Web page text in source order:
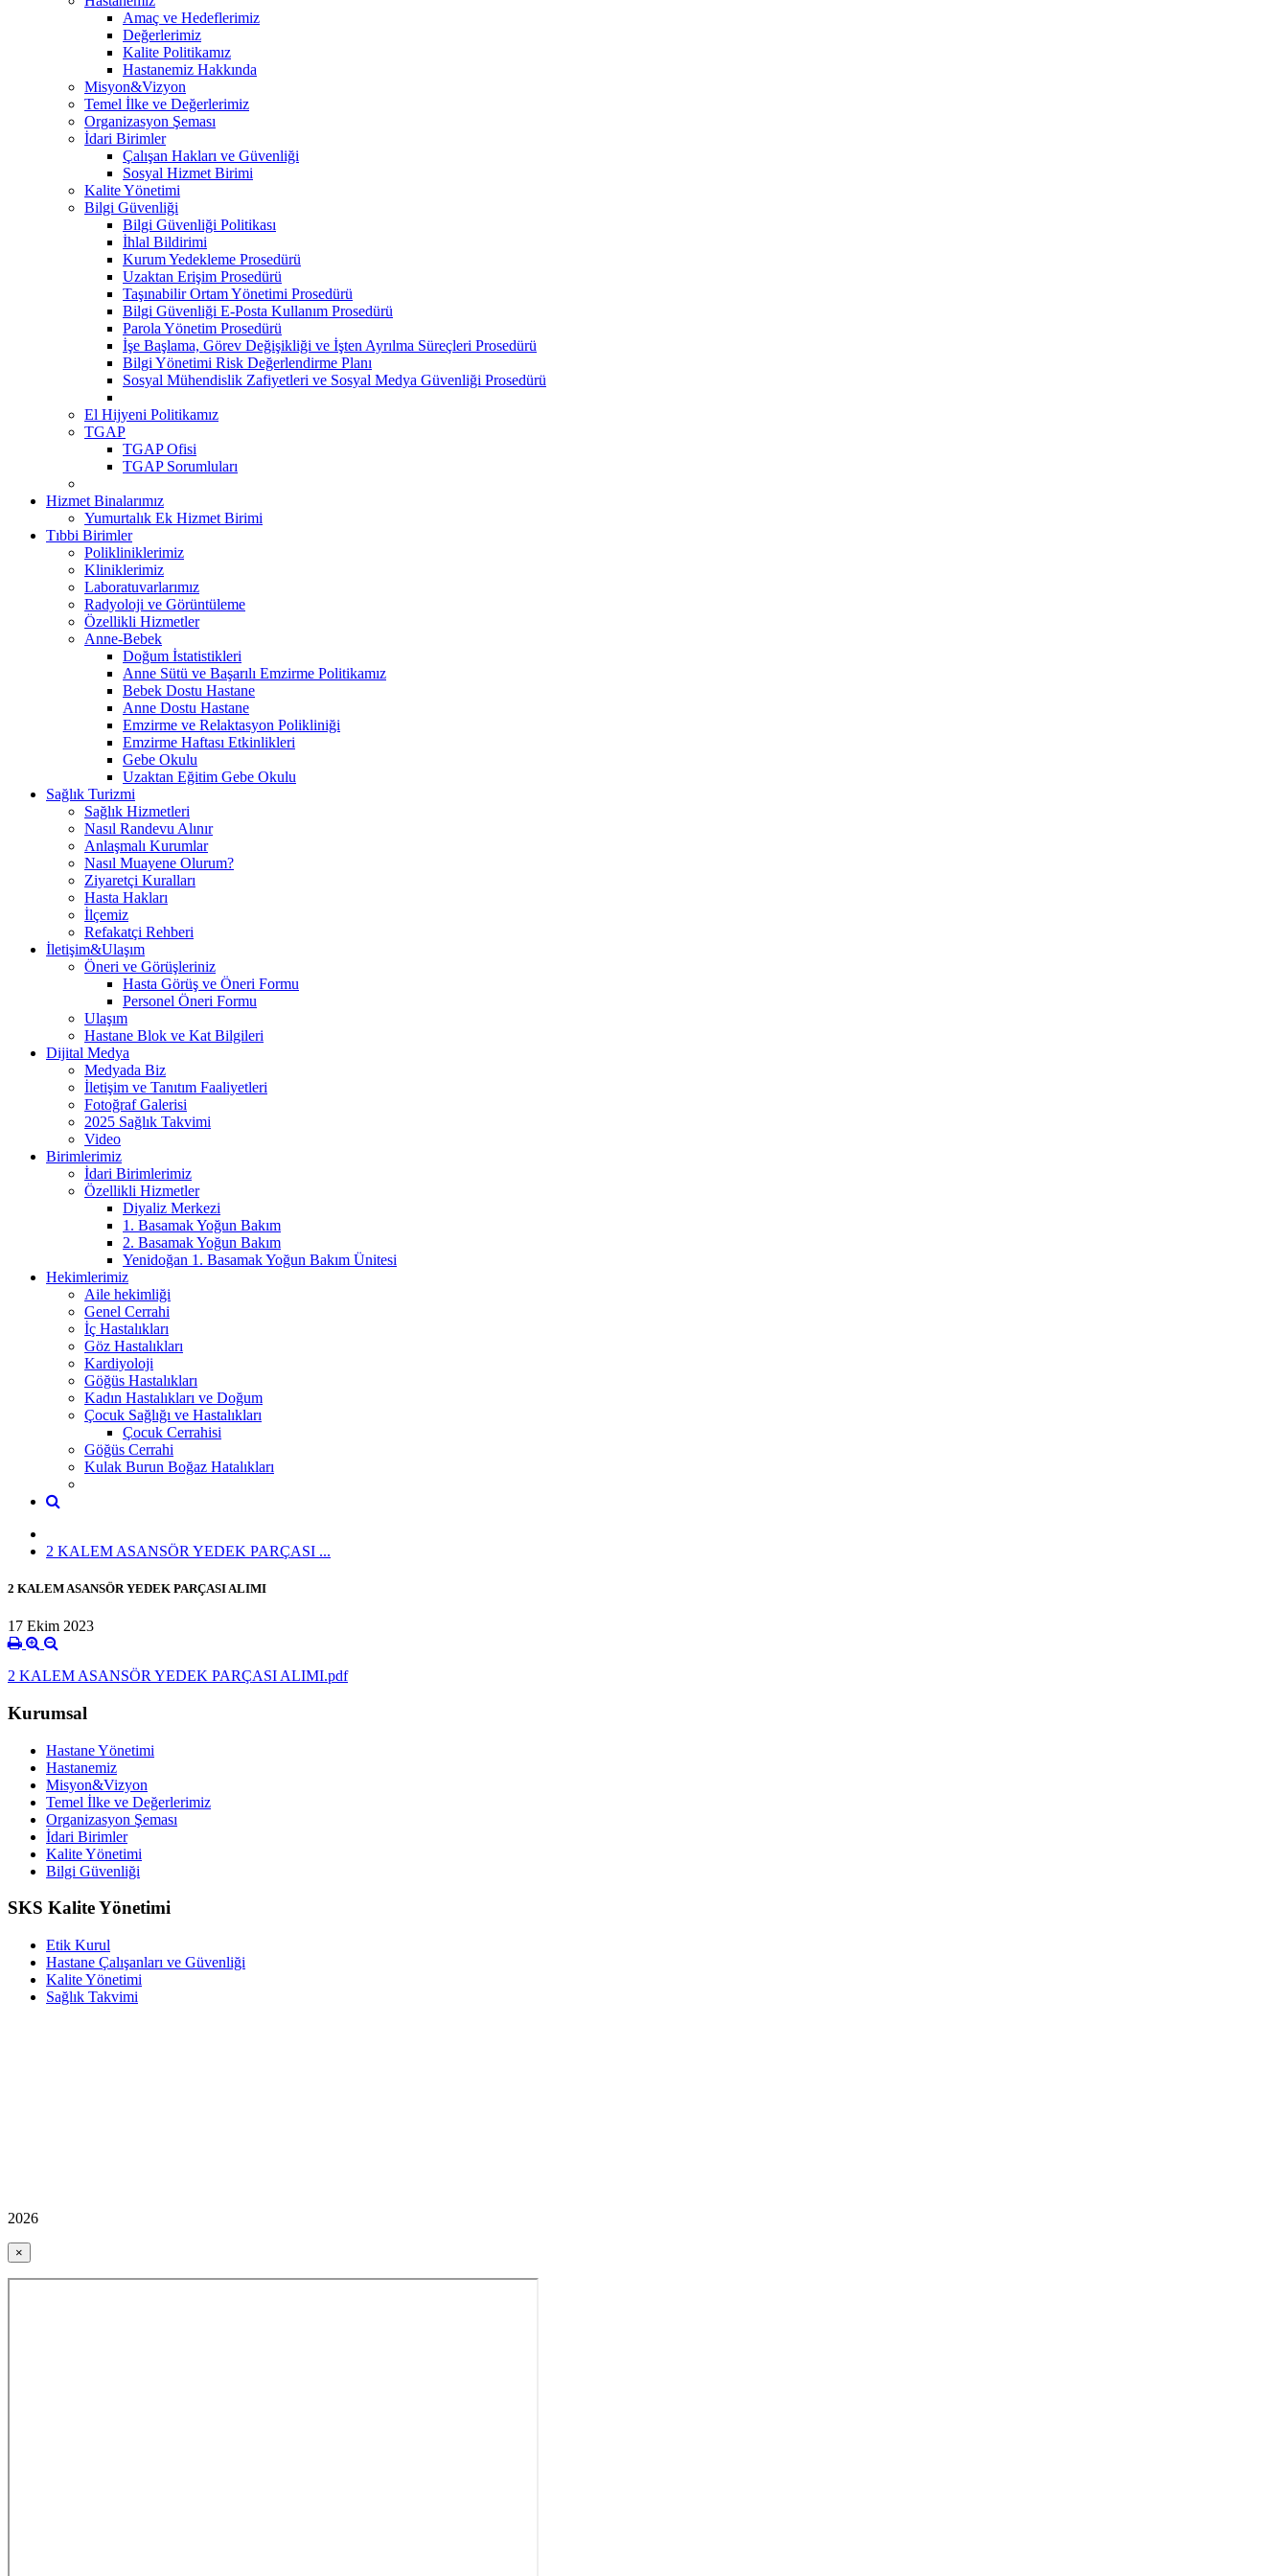
Amaç ve Hedeflerimiz
Değerlerimiz
Kalite Politikamız
Hastanemiz Hakkında
Misyon&Vizyon
Temel İlke ve Değerlerimiz
Organizasyon Şeması
İdari Birimler
Çalışan Hakları ve Güvenliği
Sosyal Hizmet Birimi
Kalite Yönetimi
Bilgi Güvenliği
Bilgi Güvenliği Politikası
İhlal Bildirimi
Kurum Yedekleme Prosedürü
Uzaktan Erişim Prosedürü
Taşınabilir Ortam Yönetimi Prosedürü
Bilgi Güvenliği E-Posta Kullanım Prosedürü
Parola Yönetim Prosedürü
İşe Başlama, Görev Değişikliği ve İşten Ayrılma Süreçleri Prosedürü
Bilgi Yönetimi Risk Değerlendirme Planı
Sosyal Mühendislik Zafiyetleri ve Sosyal Medya Güvenliği Prosedürü
El Hijyeni Politikamız
TGAP
TGAP Ofisi
TGAP Sorumluları
Hizmet Binalarımız
Yumurtalık Ek Hizmet Birimi
Tıbbi Birimler
Polikliniklerimiz
Kliniklerimiz
Laboratuvarlarımız
Radyoloji ve Görüntüleme
Özellikli Hizmetler
Anne-Bebek
Doğum İstatistikleri
Anne Sütü ve Başarılı Emzirme Politikamız
Bebek Dostu Hastane
Anne Dostu Hastane
Emzirme ve Relaktasyon Polikliniği
Emzirme Haftası Etkinlikleri
Gebe Okulu
Uzaktan Eğitim Gebe Okulu
Sağlık Turizmi
Sağlık Hizmetleri
Nasıl Randevu Alınır
Anlaşmalı Kurumlar
Nasıl Muayene Olurum?
Ziyaretçi Kuralları
Hasta Hakları
İlçemiz
Refakatçi Rehberi
İletişim&Ulaşım
Öneri ve Görüşleriniz
Hasta Görüş ve Öneri Formu
Personel Öneri Formu
Ulaşım
Hastane Blok ve Kat Bilgileri
Dijital Medya
Medyada Biz
İletişim ve Tanıtım Faaliyetleri
Fotoğraf Galerisi
2025 Sağlık Takvimi
Video
Birimlerimiz
İdari Birimlerimiz
Özellikli Hizmetler
Diyaliz Merkezi
1. Basamak Yoğun Bakım
2. Basamak Yoğun Bakım
Yenidoğan 1. Basamak Yoğun Bakım Ünitesi
Hekimlerimiz
Aile hekimliği
Genel Cerrahi
İç Hastalıkları
Göz Hastalıkları
Kardiyoloji
Göğüs Hastalıkları
Kadın Hastalıkları ve Doğum
Çocuk Sağlığı ve Hastalıkları
Çocuk Cerrahisi
Göğüs Cerrahi
Kulak Burun Boğaz Hatalıkları
2 KALEM ASANSÖR YEDEK PARÇASI ...
2 KALEM ASANSÖR YEDEK PARÇASI ALIMI
17 Ekim 2023
2 KALEM ASANSÖR YEDEK PARÇASI ALIMI.pdf
Kurumsal
Hastane Yönetimi
Hastanemiz
Misyon&Vizyon
Temel İlke ve Değerlerimiz
Organizasyon Şeması
İdari Birimler
Kalite Yönetimi
Bilgi Güvenliği
SKS Kalite Yönetimi
Etik Kurul
Hastane Çalışanları ve Güvenliği
Kalite Yönetimi
Sağlık Takvimi
2026
×